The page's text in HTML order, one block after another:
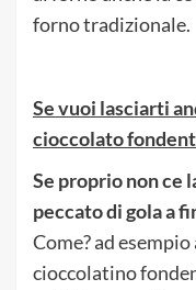
forno tradizionale.
Se vuoi lasciarti
cioccolato
Se proprio non ce
peccato di gola a
Come? ad
cioccolatino